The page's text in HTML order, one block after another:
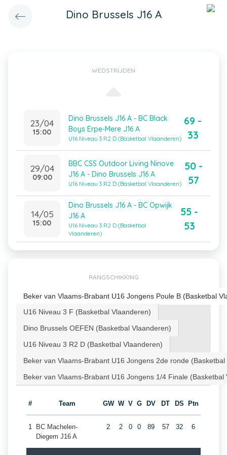
Dino Brussels J16 A
WEDSTRIJDEN
23/04
15:00
Dino Brussels J16 A - BC Black
Boys Erpe-Mere J16 A
U16 Niveau 3 R2 D (Basketbal Vlaanderen)
69 -
33
29/04
09:00
BBC CSS Outdoor Living Ninove
J16 A - Dino Brussels J16 A
U16 Niveau 3 R2 D (Basketbal Vlaanderen)
50 -
57
14/05
15:00
Dino Brussels J16 A - BC Opwijk
J16 A
U16 Niveau 3 R2 D (Basketbal
Vlaanderen)
55 -
53
RANGSCHIKKING
Beker van Vlaams-Brabant U16 Jongens Poule B (Basketbal
U16 Niveau 3 F (Basketbal Vlaanderen)
Dino Brussels OEFEN (Basketbal Vlaanderen)
U16 Niveau 3 R2 D (Basketbal Vlaanderen)
Beker van Vlaams-Brabant U16 Jongens 2de ronde
Beker van Vlaams-Brabant U16 Jongens 1/4 Finale (Basketbal
# Team GW W V G DV DT DS Ptn
1
BC Machelen-
Diegem J16 A
2 2 0 0 89 57 32 6